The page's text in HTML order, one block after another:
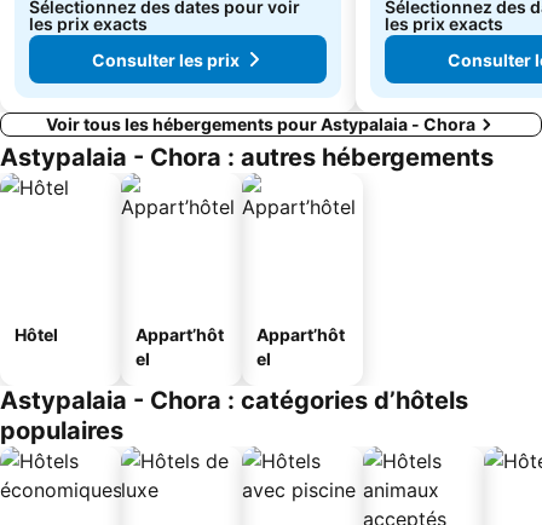
Sélectionnez des dates pour voir
les prix exacts
Consulter les prix
Sélectionnez des
les prix exacts
Consulter
Voir tous les hébergements pour Astypalaia - Chora
Astypalaia - Chora : autres hébergements
Hôtel
Appart’hôt
el
Appart’hôt
el
Astypalaia - Chora : catégories d’hôtels
populaires